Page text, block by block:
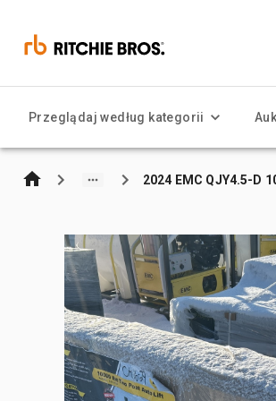
Przeglądaj według kategorii
2024 EMC QJY4.5-D